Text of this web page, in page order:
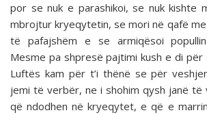
por se nuk e parashikoi, se nuk kishte
mbrojtur kryeqytetin, se mori në qafë
të pafajshëm e se armiqësoi
Mesme pa shpresë pajtimi kush e di
Luftës kam për t’i thënë se për
jemi të verbër, ne i shohim qysh janë të
që ndodhen në kryeqytet, e që e